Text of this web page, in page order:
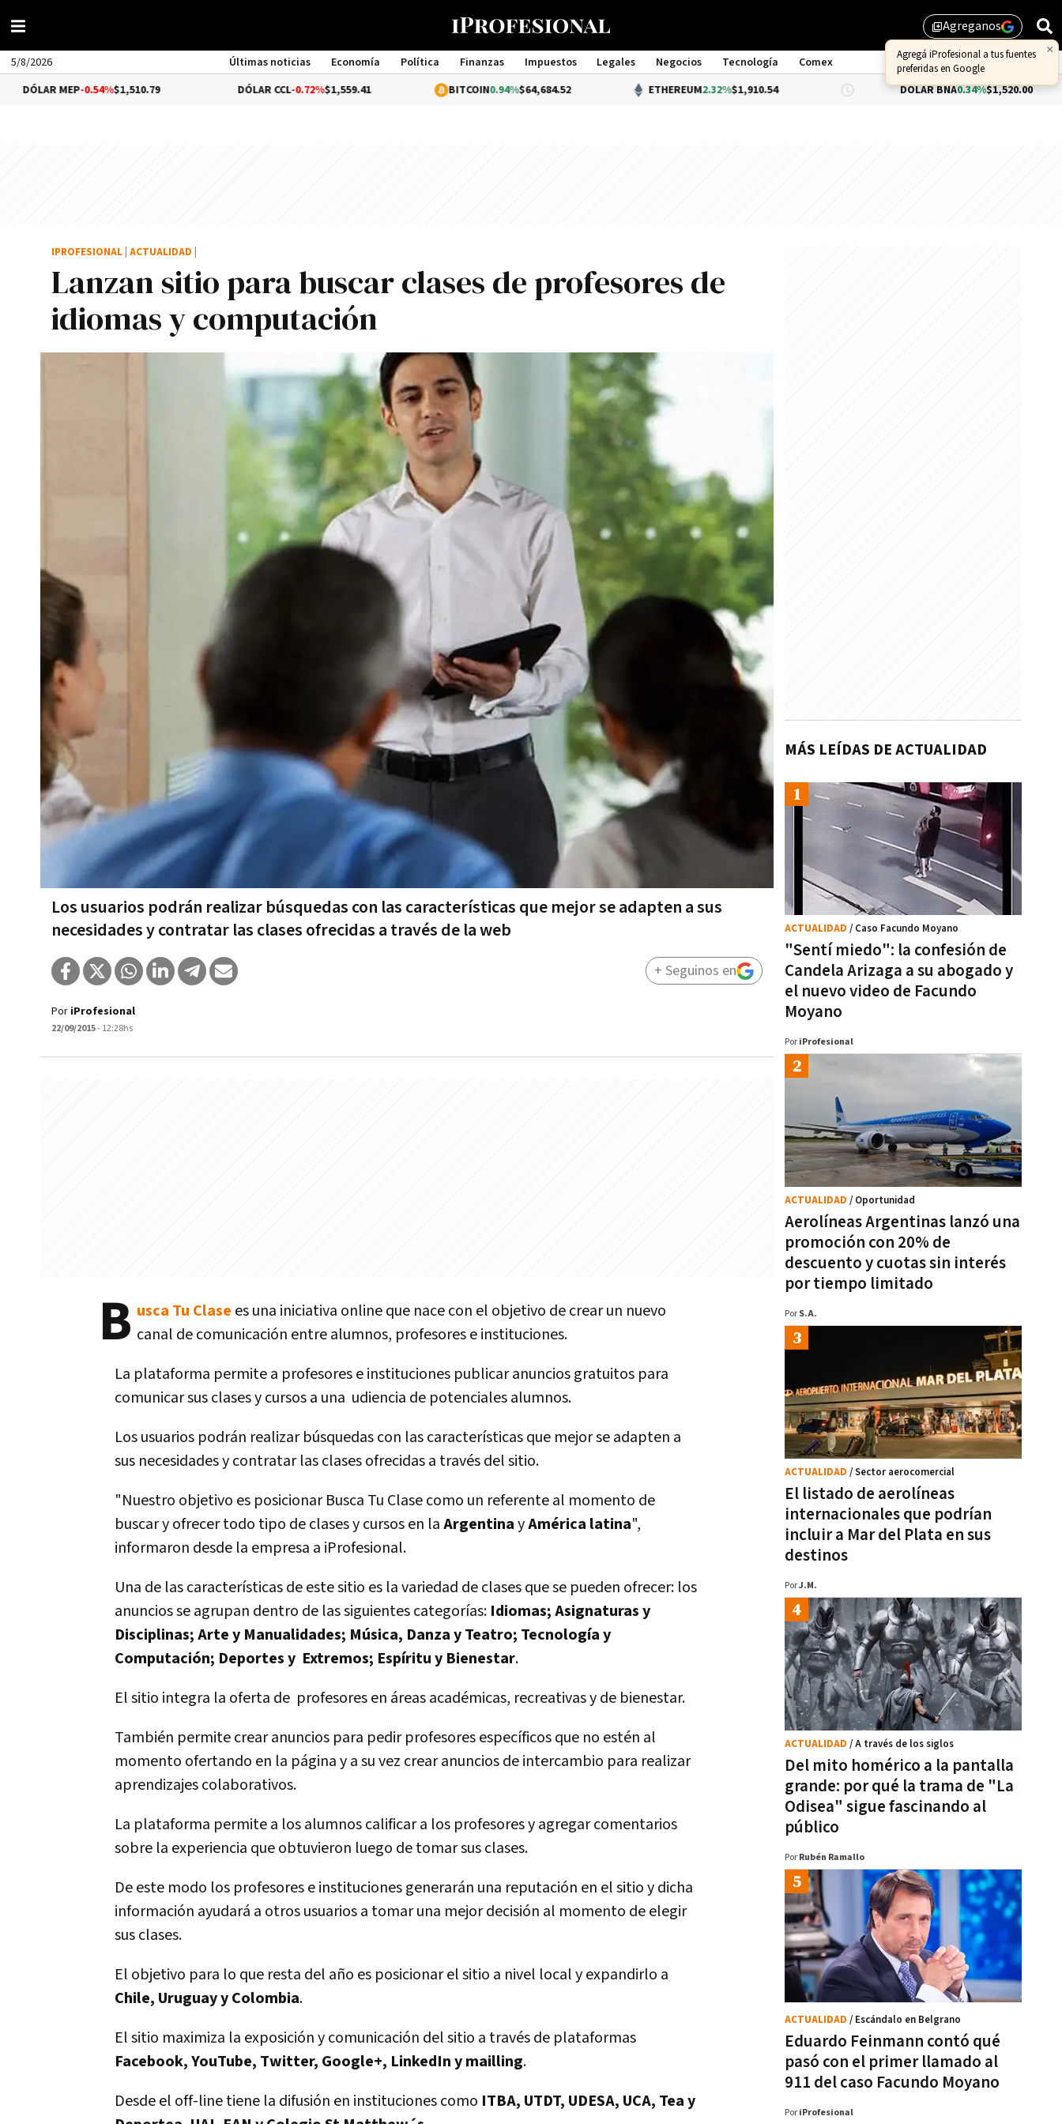
library_addAgreganos
×
Agregá iProfesional a tus fuentes
preferidas en Google
5/8/2026 Últimas noticias Economía Política Finanzas Impuestos Legales Negocios Tecnología
Comex
Management
-0.54%$1,510.79 -0.72%$1,559.41 0.94%$64,684.52 ETHEREUM2.32%$1,910.54 DÓLAR BNA0.34%$1,520.00
Lanzan sitio para buscar clases de profesores de
idiomas y computación
Los usuarios podrán realizar búsquedas con las características que mejor se adapten a sus
necesidades y contratar las clases ofrecidas a través de la web
IPROFESIONAL ACTUALIDAD
Por iProfesional
22/09/2015- 12:28hs
+ Seguinos en
B usca Tu Clase es una iniciativa online que nace con el objetivo de crear un nuevo
canal de comunicación entre alumnos, profesores e instituciones.
La plataforma permite a profesores e instituciones publicar anuncios gratuitos para
comunicar sus clases y cursos a una udiencia de potenciales alumnos.
Los usuarios podrán realizar búsquedas con las características que mejor se adapten a
sus necesidades y contratar las clases ofrecidas a través del sitio.
"Nuestro objetivo es posicionar Busca Tu Clase como un referente al momento de
buscar y ofrecer todo tipo de clases y cursos en laArgentinayAmérica latina",
informaron desde la empresa a iProfesional.
Una de las características de este sitio es la variedad de clases que se pueden ofrecer: los
anuncios se agrupan dentro de las siguientes categorías: Idiomas; Asignaturas y
Disciplinas; Arte y Manualidades; Música, Danza y Teatro; Tecnología y
Computación; Deportes y Extremos; Espíritu y Bienestar.
El sitio integra la oferta de profesores en áreas académicas, recreativas y de bienestar.
También permite crear anuncios para pedir profesores específicos que no estén al
momento ofertando en la página y a su vez crear anuncios de intercambio para realizar
aprendizajes colaborativos.
La plataforma permite a los alumnos calificar a los profesores y agregar comentarios
sobre la experiencia que obtuvieron luego de tomar sus clases.
De este modo los profesores e instituciones generarán una reputación en el sitio y dicha
información ayudará a otros usuarios a tomar una mejor decisión al momento de elegir
sus clases.
El objetivo para lo que resta del año es posicionar el sitio a nivel local y expandirlo a
Chile, Uruguay y Colombia.
El sitio maximiza la exposición y comunicación del sitio a través de plataformas
Facebook, YouTube, Twitter, Google+, LinkedIn y mailling.
Desde el off-line tiene la difusión en instituciones como ITBA, UTDT, UDESA, UCA, Tea y
MÁS LEÍDAS DE ACTUALIDAD
"Sentí miedo": la confesión de
Candela Arizaga a su abogado y
el nuevo video de Facundo
Moyano
ACTUALIDAD / Caso Facundo Moyano
Por iProfesional
Aerolíneas Argentinas lanzó una
promoción con 20% de
descuento y cuotas sin interés
por tiempo limitado
ACTUALIDAD / Oportunidad
Por S.A.
El listado de aerolíneas
internacionales que podrían
incluir a Mar del Plata en sus
destinos
ACTUALIDAD / Sector aerocomercial
PorJ.M.
Del mito homérico a la pantalla
grande: por qué la trama de "La
Odisea" sigue fascinando al
público
ACTUALIDAD / A través de los siglos
Por Rubén Ramallo
Eduardo Feinmann contó qué
pasó con el primer llamado al
911 del caso Facundo Moyano
ACTUALIDAD / Escándalo en Belgrano
Por iProfesional